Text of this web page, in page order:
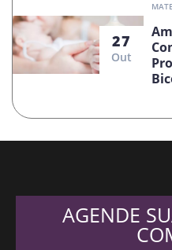
27
Out
AGENDE